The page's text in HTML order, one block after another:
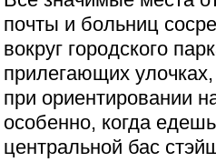
почты и больниц
вокруг городского
прилегающих
при ориентировании
особенно, когда
центральной бас